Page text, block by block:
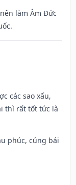
làm Âm Đức
các sao xấu,
thì rất tốt tức là
phúc, cúng bái